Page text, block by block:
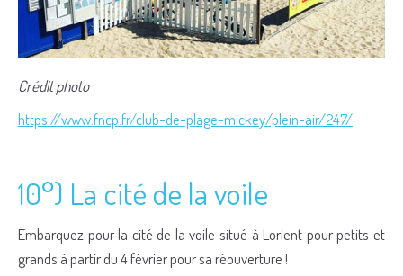
Crédit photo
https://www.fncp.fr/club-de-plage-mickey/plein-air/247/
10°) La cité de la voile
Embarquez pour la cité de la voile situé à Lorient pour petits et
grands à partir du 4 février pour sa réouverture !